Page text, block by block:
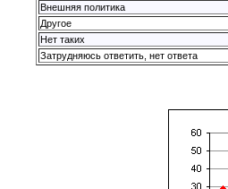
Внешняя политика
Другое
Нет таких
Затрудняюсь ответить, нет ответа